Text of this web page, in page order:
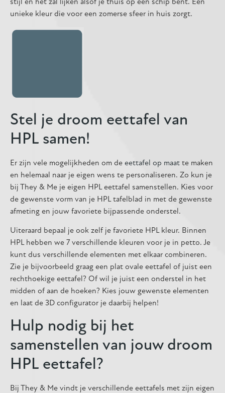
stijl en het zal lijken alsof je thuis op een schip bent. Een
unieke kleur die voor een zomerse sfeer in huis zorgt.
Stel je droom eettafel van
HPL samen!
Er zijn vele mogelijkheden om de eettafel op maat te maken
en helemaal naar je eigen wens te personaliseren. Zo kun je
bij They & Me je eigen HPL eettafel samenstellen. Kies voor
de gewenste vorm van je HPL tafelblad in met de gewenste
afmeting en jouw favoriete bijpassende onderstel.
Uiteraard bepaal je ook zelf je favoriete HPL kleur. Binnen
HPL hebben we 7 verschillende kleuren voor je in petto. Je
kunt dus verschillende elementen met elkaar combineren.
Zie je bijvoorbeeld graag een plat ovale eettafel of juist een
rechthoekige eettafel? Of wil je juist een onderstel in het
midden of aan de hoeken? Kies jouw gewenste elementen
en laat de 3D configurator je daarbij helpen!
Hulp nodig bij het
samenstellen van jouw droom
HPL eettafel?
Bij They & Me vindt je verschillende eettafels met zijn eigen